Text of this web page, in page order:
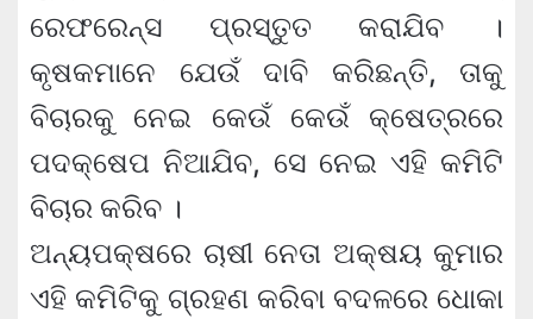
ରେଫରେନ୍‍ସ ପ୍ରସ୍ତୁତ କରାଯିବ ।
କୃଷକମାନେ ଯେଉଁ ଦାବି କରିଛନ୍ତି, ତାକୁ
ବିଚାରକୁ ନେଇ କେଉଁ କେଉଁ କ୍ଷେତ୍ରରେ
ପଦକ୍ଷେପ ନିଆଯିବ, ସେ ନେଇ ଏହି କମିଟି
ବିଚାର କରିବ ।
ଅନ୍ୟପକ୍ଷରେ ଚାଷୀ ନେତା ଅକ୍ଷୟ କୁମାର
ଏହି କମିଟିକୁ ଗ୍ରହଣ କରିବା ବଦଳରେ ଧୋକା